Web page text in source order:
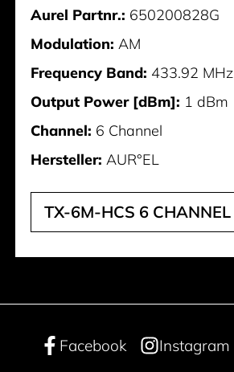
Aurel Partnr.: 650200828G
Modulation: AM
Frequency Band: 433.92 MHz
Output Power [dBm]: 1 dBm
Channel: 6 Channel
Hersteller: AUR°EL
TX-6M-HCS 6 CHANNEL
Facebook Instagram